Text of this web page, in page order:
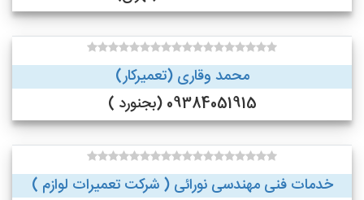
محمد وقاری (تعمیرکار)
09384051915 (بجنورد )
خدمات فنی مهندسی نورائی ( شرکت تعمیرات لوازم )